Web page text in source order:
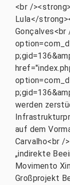
<br /
Lula</
Gonçalves<br
werden
auf dem
Carvalho<br /
„indirekte
Movimento
Großprojekt